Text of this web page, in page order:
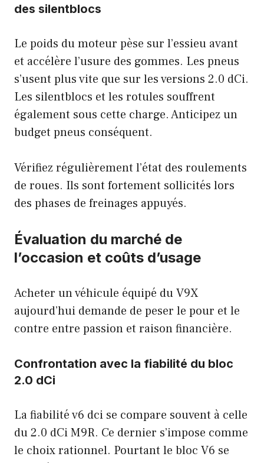
des silentblocs
Le poids du moteur pèse sur l’essieu avant
et accélère l’usure des gommes. Les pneus
s’usent plus vite que sur les versions 2.0 dCi.
Les silentblocs et les rotules souffrent
également sous cette charge. Anticipez un
budget pneus conséquent.
Vérifiez régulièrement l’état des roulements
de roues. Ils sont fortement sollicités lors
des phases de freinages appuyés.
Évaluation du marché de
l’occasion et coûts d’usage
Acheter un véhicule équipé du V9X
aujourd’hui demande de peser le pour et le
contre entre passion et raison financière.
Confrontation avec la fiabilité du bloc
2.0 dCi
La fiabilité v6 dci se compare souvent à celle
du 2.0 dCi M9R. Ce dernier s’impose comme
le choix rationnel. Pourtant le bloc V6 se